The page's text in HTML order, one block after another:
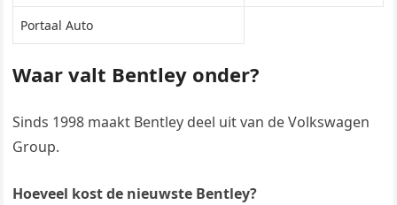
Portaal Auto
Waar valt Bentley onder?
Sinds 1998 maakt Bentley deel uit van de Volkswagen
Group.
Hoeveel kost de nieuwste Bentley?